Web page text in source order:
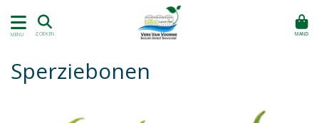
MENU ZOEKEN MAND
Sperziebonen